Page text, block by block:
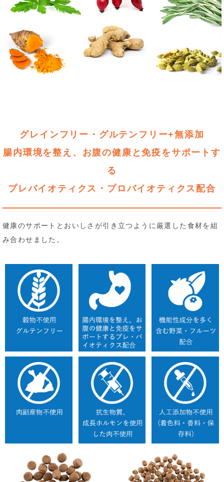
グレインフリー・グルテンフリー+無添加
腸内環境を整え、お腹の健康と免疫をサポートす
る
プレバイオティクス・プロバイオティクス配合
健康のサポートとおいしさが引き立つように厳選した食材を組
み合わせました。